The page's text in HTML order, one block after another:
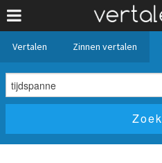
Vertalen Zinnen vertalen